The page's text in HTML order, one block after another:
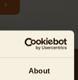
About